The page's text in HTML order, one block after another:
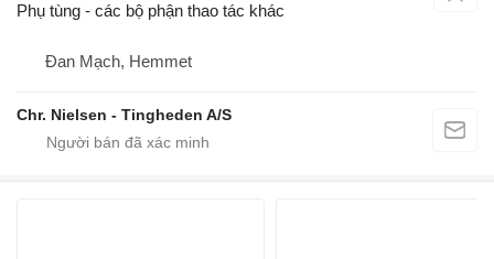
Phụ tùng - các bộ phận thao tác khác
Đan Mạch, Hemmet
Chr. Nielsen - Tingheden A/S